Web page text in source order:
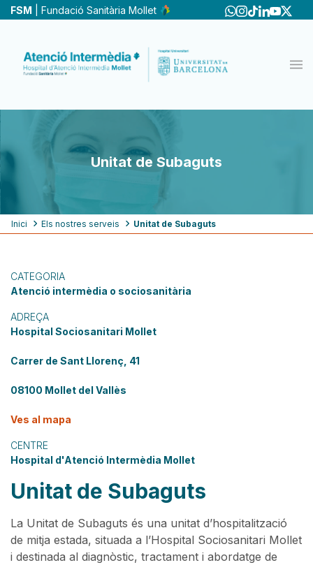
Vés
FSM | Fundació Sanitària Mollet
Unitat de Subaguts
Fil
Inici Els nostres serveis Unitat de Subaguts
CATEGORIA
Atenció intermèdia o sociosanitària
ADREÇA
Hospital Sociosanitari Mollet
Carrer de Sant Llorenç, 41
08100 Mollet del Vallès
Ves al mapa
CENTRE
Hospital d'Atenció Intermèdia Mollet
Unitat de Subaguts
La Unitat de Subaguts és una unitat d’hospitalització
de mitja estada, situada a l’Hospital Sociosanitari Mollet
i destinada al diagnòstic, tractament i abordatge de